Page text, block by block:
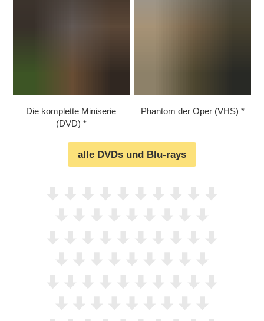
Die komplette Miniserie
(DVD)
Phantom der Oper (VHS)
alle DVDs und Blu-rays